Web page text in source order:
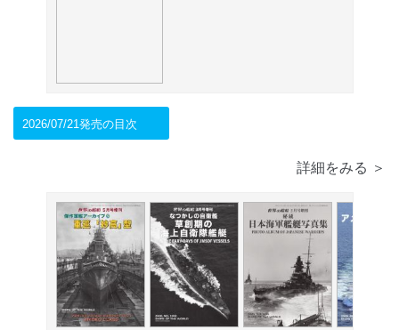
2026/07/21発売の目次
詳細をみる ＞